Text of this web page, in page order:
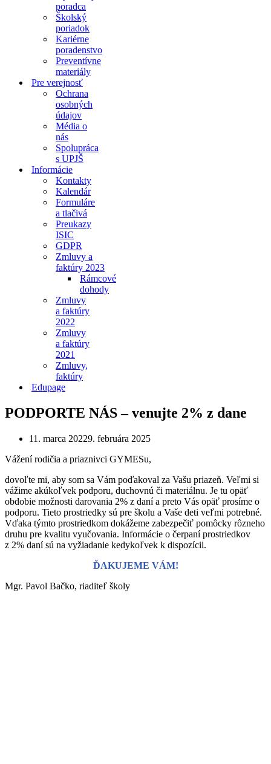
poradca
Školský
poriadok
Kariérne
poradenstvo
Preventívne
materiály
Pre verejnosť
Ochrana
osobných
údajov
Média o
nás
Spolupráca
s UPJŠ
Informácie
Kontakty
Kalendár
Formuláre
a tlačivá
Preukazy
ISIC
GDPR
Zmluvy a
faktúry 2023
Rámcové
dohody
Zmluvy
a faktúry
2022
Zmluvy
a faktúry
2021
Zmluvy,
faktúry
Edupage
PODPORTE NÁS – venujte 2% z dane
11. marca 20229. februára 2025
Vážení rodičia a priaznivci GYMESu,
dovoľte mi, aby som sa Vám poďakoval za Vašu priazeň. Veľmi si
vážime akúkoľvek podporu, duchovnú či materiálnu. Je tu opäť
obdobie možnosti darovania 2% z daní a preto Vás opäť prosíme o
podporu. Tieto prostriedky sú pre školu a Vaše deti veľmi potrebné.
Vďaka týmto prostriedkom dokážeme zabezpečiť pomôcky rôzneho
druhu pre kvalitu vyučovania. Informácie o čerpaní prostriedkov
z 2% daní sú na vyžiadanie kedykoľvek k dispozícii.
ĎAKUJEME VÁM!
Mgr. Pavol Bačko, riaditeľ školy